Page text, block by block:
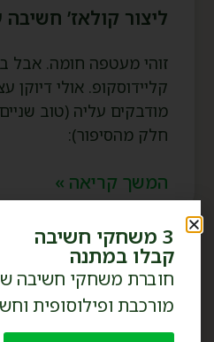
ליצור קולאז’ חשיבה עם
זוהי מעטפה חומה. אבל
מודבקים עליה (טוב שניים
חלק מהסיפור):
המשך קריאה »
3 משחקי חשיבה
קבלו במתנה
חוברת משחקי חשיבה
מורכבת ופילוסופית